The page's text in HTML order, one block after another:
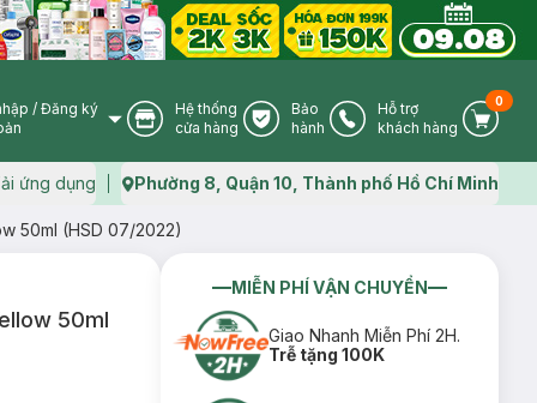
User Icon
/ Đăng ký
Store Icon
Hệ thống
cửa hàng
Warranty Icon
Bảo
hành
Phone Icon
Hỗ trợ
khách hàng
Cart
0
ứng dụng Map icon
Phường 8, Quận 10, Thành phố Hồ Chí Minh
50ml (HSD 07/2022)
50ml
MIỄN PHÍ VẬN CHUYỂN
Giao Nhanh Miễn Phí 2H.
Trễ tặng 100K